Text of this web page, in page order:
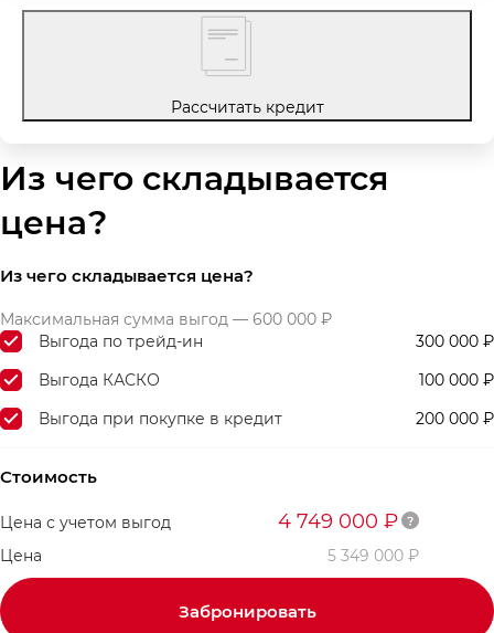
Рассчитать кредит
Из чего складывается
цена?
Из чего складывается цена?
Максимальная сумма выгод — 600 000 ₽
Выгода по трейд-ин
300 000 ₽
Выгода КАСКО
100 000 ₽
Выгода при покупке в кредит
200 000 ₽
Стоимость
Цена с учетом выгод 4 749 000 ₽
Цена 5 349 000 ₽
Забронировать